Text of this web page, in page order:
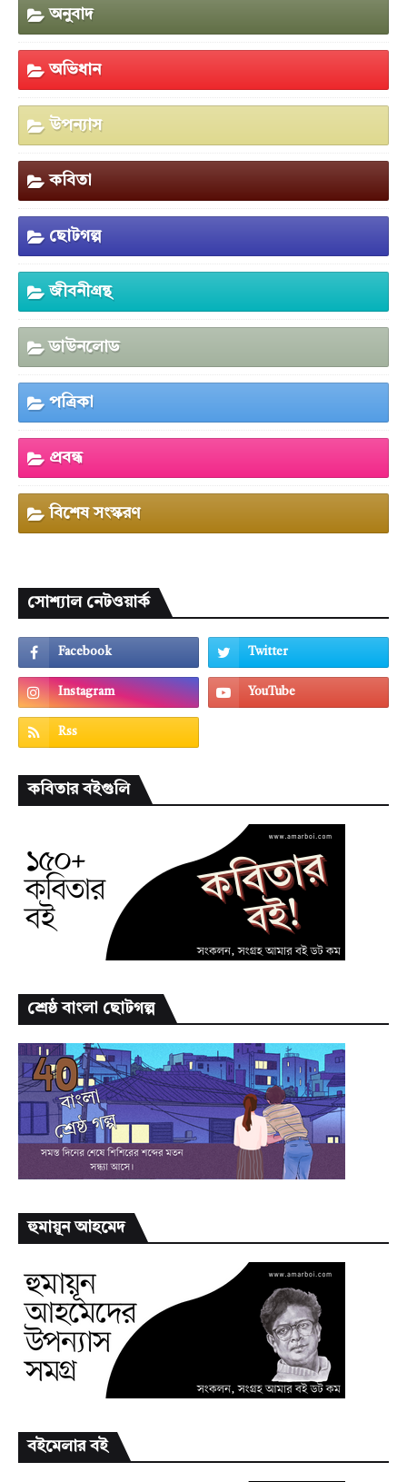
অনুবাদ
অভিধান
উপন্যাস
কবিতা
ছোটগল্প
জীবনীগ্রন্থ
ডাউনলোড
পত্রিকা
প্রবন্ধ
বিশেষ সংস্করণ
সোশ্যাল নেটওয়ার্ক
কবিতার বইগুলি
শ্রেষ্ঠ বাংলা ছোটগল্প
হুমায়ূন আহমেদ
বইমেলার বই